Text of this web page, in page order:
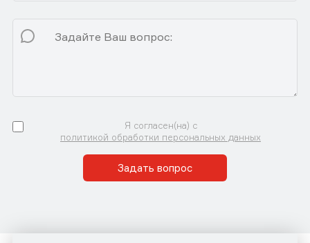
Я согласен(на) с
политикой обработки персональных данных
Задать вопрос